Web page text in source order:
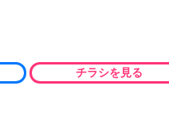
チラシを見る